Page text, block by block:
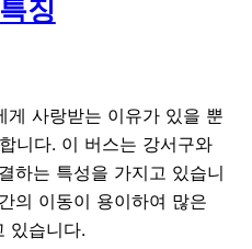
징
사랑받는 이유가 있을 뿐
니다. 이 버스는 강서구와
하는 특성을 가지고 있습니
의 이동이 용이하여 많은
있습니다.